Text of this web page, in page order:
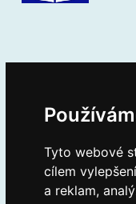
Tyto webové
cílem
a reklam,